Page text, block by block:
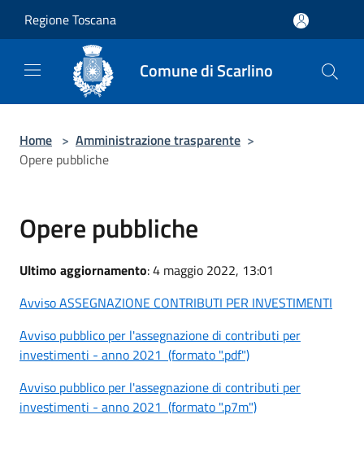
Regione Toscana
Comune di Scarlino
Home > Amministrazione trasparente >
Opere pubbliche
Opere pubbliche
Ultimo aggiornamento: 4 maggio 2022, 13:01
Avviso ASSEGNAZIONE CONTRIBUTI PER INVESTIMENTI
Avviso pubblico per l'assegnazione di contributi per
investimenti - anno 2021 (formato ".pdf")
Avviso pubblico per l'assegnazione di contributi per
investimenti - anno 2021 (formato ".p7m")